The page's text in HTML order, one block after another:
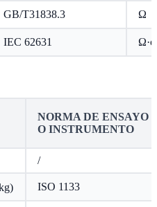
GB/T31838.3 Ω
IEC 62631
NORMA DE ENSAYO
O INSTRUMENTO
/
ISO 1133